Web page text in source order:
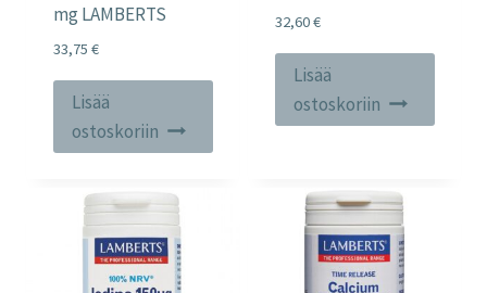
mg LAMBERTS
33,75 €
Lisää
ostoskoriin
32,60€
Lisää
ostoskoriin